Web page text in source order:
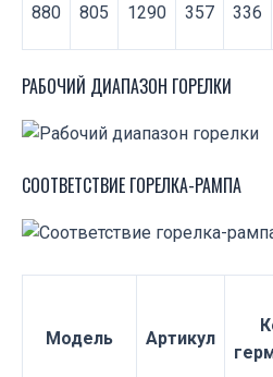
880 805 1290 357 336
РАБОЧИЙ ДИАПАЗОН ГОРЕЛКИ
СООТВЕТСТВИЕ ГОРЕЛКА-РАМПА
Модель Артикул